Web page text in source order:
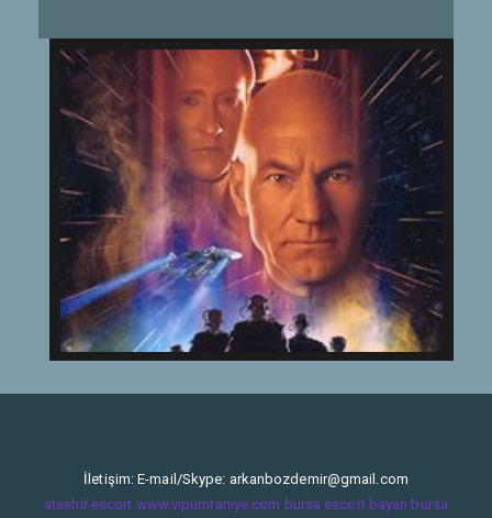
İletişim: E-mail/Skype: arkanbozdemir@gmail.com
ataehir escort www.vipumraniye.com bursa escort bayan bursa